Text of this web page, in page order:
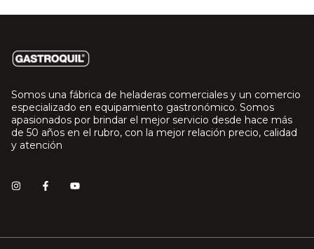
Somos una fábrica de heladeras comerciales y un comercio
especializado en equipamiento gastronómico. Somos
apasionados por brindar el mejor servicio desde hace más
de 50 años en el rubro, con la mejor relación precio, calidad
y atención